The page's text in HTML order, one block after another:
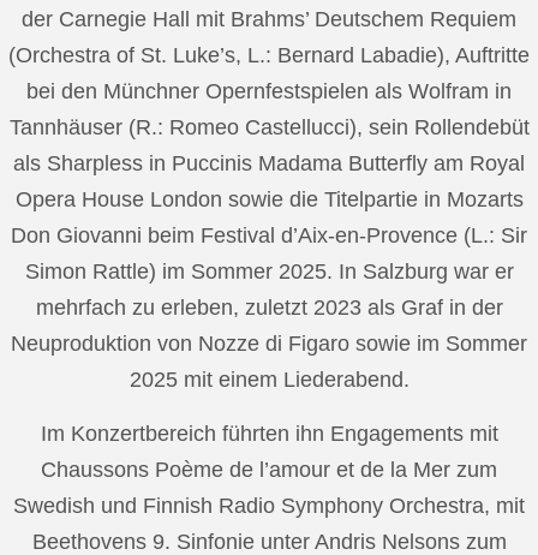
der Carnegie Hall mit Brahms’ Deutschem Requiem
(Orchestra of St. Luke’s, L.: Bernard Labadie), Auftritte
bei den Münchner Opernfestspielen als Wolfram in
Tannhäuser (R.: Romeo Castellucci), sein Rollendebüt
als Sharpless in Puccinis Madama Butterfly am Royal
Opera House London sowie die Titelpartie in Mozarts
Don Giovanni beim Festival d’Aix-en-Provence (L.: Sir
Simon Rattle) im Sommer 2025. In Salzburg war er
mehrfach zu erleben, zuletzt 2023 als Graf in der
Neuproduktion von Nozze di Figaro sowie im Sommer
2025 mit einem Liederabend.
Im Konzertbereich führten ihn Engagements mit
Chaussons Poème de l’amour et de la Mer zum
Swedish und Finnish Radio Symphony Orchestra, mit
Beethovens 9. Sinfonie unter Andris Nelsons zum